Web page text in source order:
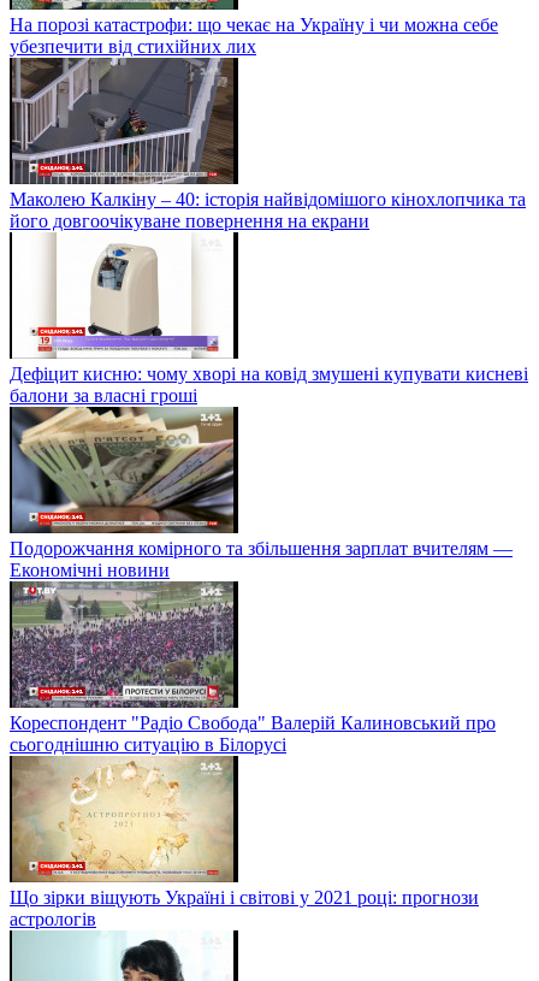
На порозі катастрофи: що чекає на Україну і чи можна себе
убезпечити від стихійних лих
Маколею Калкіну – 40: історія найвідомішого кінохлопчика та
його довгоочікуване повернення на екрани
Дефіцит кисню: чому хворі на ковід змушені купувати кисневі
балони за власні гроші
Подорожчання комірного та збільшення зарплат вчителям —
Економічні новини
Кореспондент "Радіо Свобода" Валерій Калиновський про
сьогоднішню ситуацію в Білорусі
Що зірки віщують Україні і світові у 2021 році: прогнози
астрологів